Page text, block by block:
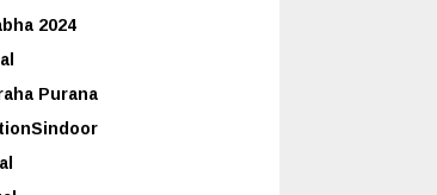
2024
Purana